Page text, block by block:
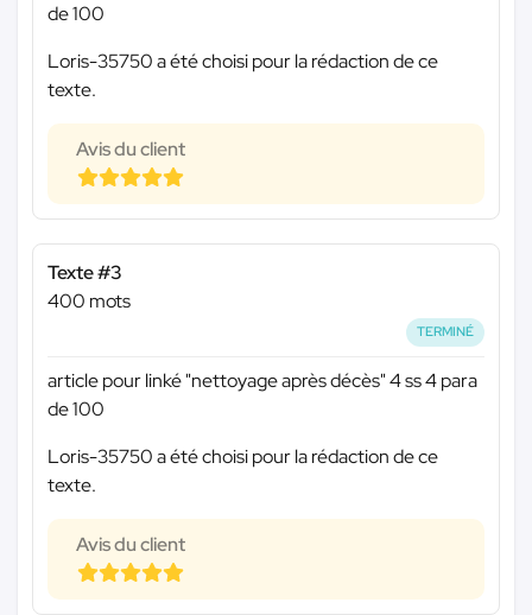
de 100
Loris-35750 a été choisi pour la rédaction de ce
texte.
Avis du client
Texte #3
400 mots
TERMINÉ
article pour linké "nettoyage après décès" 4 ss 4 para
de 100
Loris-35750 a été choisi pour la rédaction de ce
texte.
Avis du client